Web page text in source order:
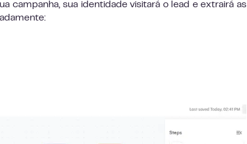
campanha, sua identidade visitará o lead e extrairá as